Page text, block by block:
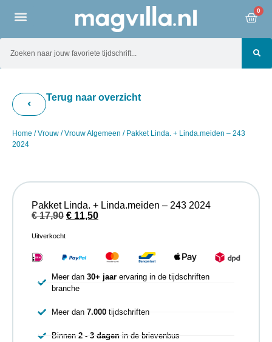
0
Terug naar overzicht
Home /Vrouw /Vrouw Algemeen / Pakket Linda. + Linda.meiden – 243
2024
Pakket Linda. + Linda.meiden – 243 2024
€17,90 € 11,50
Uitverkocht
Meer dan 30+ jaarervaring in de tijdschriften
branche
Meer dan 7.000tijdschriften
Binnen 2 - 3 dagenin de brievenbus